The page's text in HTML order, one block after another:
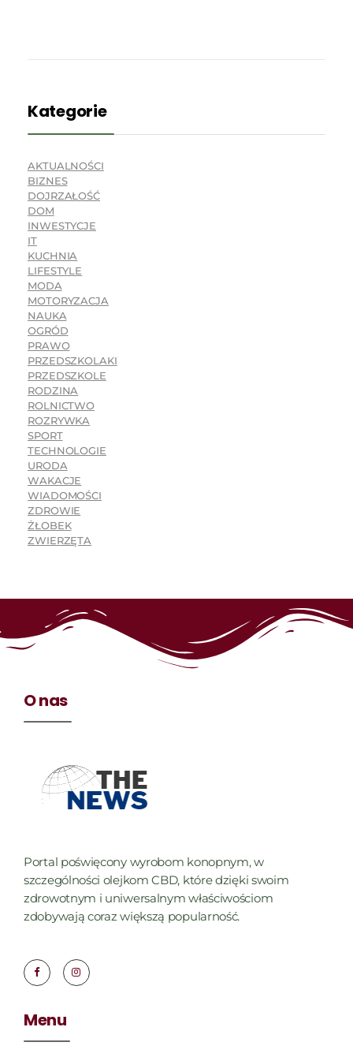
Kategorie
AKTUALNOŚCI
BIZNES
DOJRZAŁOŚĆ
DOM
INWESTYCJE
IT
KUCHNIA
LIFESTYLE
MODA
MOTORYZACJA
NAUKA
OGRÓD
PRAWO
PRZEDSZKOLAKI
PRZEDSZKOLE
RODZINA
ROLNICTWO
ROZRYWKA
SPORT
TECHNOLOGIE
URODA
WAKACJE
WIADOMOŚCI
ZDROWIE
ŻŁOBEK
ZWIERZĘTA
O nas
Portal poświęcony wyrobom konopnym, w
szczególności olejkom CBD, które dzięki swoim
zdrowotnym i uniwersalnym właściwościom
zdobywają coraz większą popularność.
Menu